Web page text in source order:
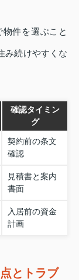
件を選ぶこと
み続けやすくな
確認タイミン
グ
契約前の条文
確認
見積書と案内
書面
入居前の資金
計画
とトラブ